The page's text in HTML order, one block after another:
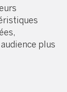
plus